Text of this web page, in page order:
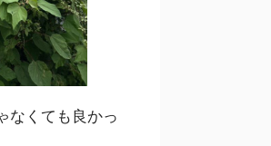
なくても良かっ